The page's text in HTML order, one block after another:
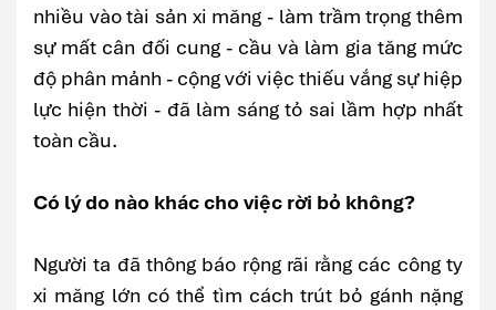
nhiều vào tài sản xi măng - làm trầm trọng thêm
sự mất cân đối cung - cầu và làm gia tăng mức
độ phân mảnh - cộng với việc thiếu vắng sự hiệp
lực hiện thời - đã làm sáng tỏ sai lầm hợp nhất
toàn cầu.
Có lý do nào khác cho việc rời bỏ không?
Người ta đã thông báo rộng rãi rằng các công ty
xi măng lớn có thể tìm cách trút bỏ gánh nặng